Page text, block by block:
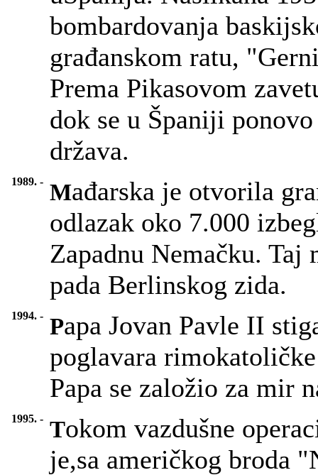
bombardovanja
građanskom ratu,
Prema Pikasovom
dok se u Španiji
država.
1989. - Mađarska je otvorila
odlazak oko 7.000
Zapadnu Nemačku. Taj
pada Berlinskog zida.
1994. - Papa Jovan Pavle II
poglavara
Papa se založio za mir
1995. - Tokom vazdušne
je,sa američkog broda